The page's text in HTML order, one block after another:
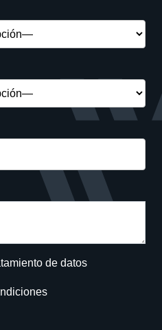
de datos
por favor.